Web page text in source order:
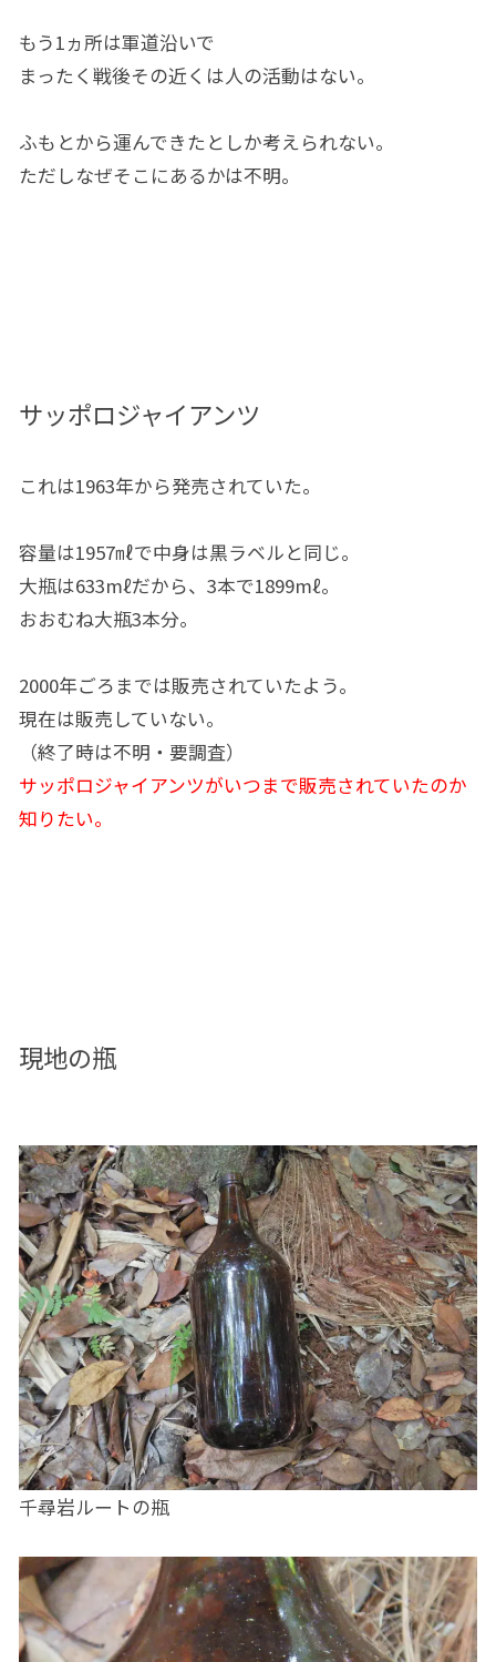
もう1ヵ所は軍道沿いで
まったく戦後その近くは人の活動はない。
ふもとから運んできたとしか考えられない。
ただしなぜそこにあるかは不明。
サッポロジャイアンツ
これは1963年から発売されていた。
容量は1957㎖で中身は黒ラベルと同じ。
大瓶は633mℓだから、3本で1899mℓ。
おおむね大瓶3本分。
2000年ごろまでは販売されていたよう。
現在は販売していない。
（終了時は不明・要調査）
サッポロジャイアンツがいつまで販売されていたのか
知りたい。
現地の瓶
千尋岩ルートの瓶